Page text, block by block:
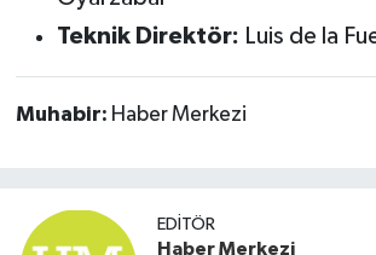
Teknik Direktör: Luis de la
Muhabir: Haber Merkezi
EDITÖR
Haber Merkezi